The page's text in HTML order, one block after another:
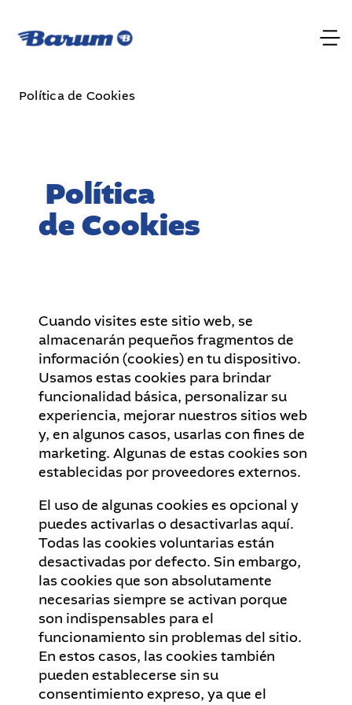
Política de Cookies
Política
de Cookies
Cuando visites este sitio web, se
almacenarán pequeños fragmentos de
información (cookies) en tu dispositivo.
Usamos estas cookies para brindar
funcionalidad básica, personalizar su
experiencia, mejorar nuestros sitios web
y, en algunos casos, usarlas con fines de
marketing. Algunas de estas cookies son
establecidas por proveedores externos.
El uso de algunas cookies es opcional y
puedes activarlas o desactivarlas aquí.
Todas las cookies voluntarias están
desactivadas por defecto. Sin embargo,
las cookies que son absolutamente
necesarias siempre se activan porque
son indispensables para el
funcionamiento sin problemas del sitio.
En estos casos, las cookies también
pueden establecerse sin su
consentimiento expreso, ya que el